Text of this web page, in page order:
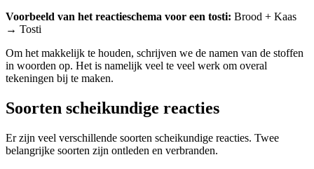
Voorbeeld van het reactieschema voor een tosti: Brood + Kaas
→ Tosti
Om het makkelijk te houden, schrijven we de namen van de stoffen
in woorden op. Het is namelijk veel te veel werk om overal
tekeningen bij te maken.
Soorten scheikundige reacties
Er zijn veel verschillende soorten scheikundige reacties. Twee
belangrijke soorten zijn ontleden en verbranden.